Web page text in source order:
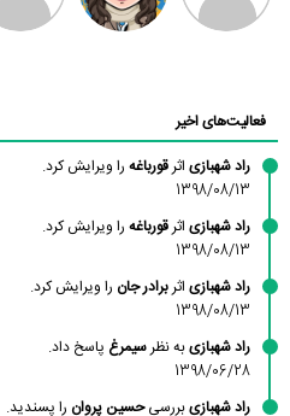
فعالیت‌های اخیر
راد شهبازی اثرقورباغه را ویرایش کرد.
1398/08/13
راد شهبازی اثرقورباغه را ویرایش کرد.
1398/08/13
راد شهبازی اثربرادر جان را ویرایش کرد.
1398/08/13
راد شهبازیبه نظرسیمرغ پاسخ داد.
1398/06/28
راد شهبازیبررسیحسین پروان را پسندید.